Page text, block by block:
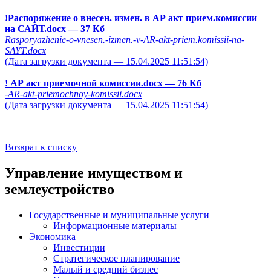
!Распоряжение о внесен. измен. в АР акт прием.комиссии
на САЙТ.docx— 37 Кб
Rasporyazhenie-o-vnesen.-izmen.-v-AR-akt-priem.komissii-na-
SAYT.docx
(Дата загрузки документа — 15.04.2025 11:51:54)
! АР акт приемочной комиссии.docx— 76 Кб
-AR-akt-priemochnoy-komissii.docx
(Дата загрузки документа — 15.04.2025 11:51:54)
Возврат к списку
Управление имуществом и
землеустройство
Государственные и муниципальные услуги
Информационные материалы
Экономика
Инвестиции
Стратегическое планирование
Малый и средний бизнес